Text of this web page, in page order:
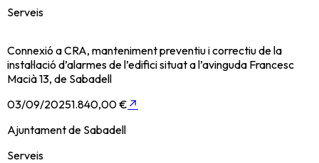
Serveis
Connexió a CRA, manteniment preventiu i correctiu de la
instal·lació d’alarmes de l’edifici situat a l’avinguda Francesc
Macià 13, de Sabadell
03/09/20251.840,00 € ↗
Ajuntament de Sabadell
Serveis